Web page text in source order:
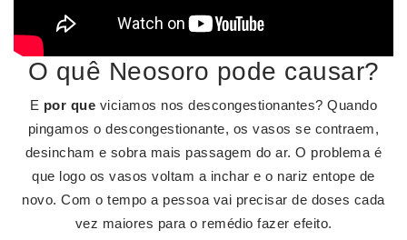
O quê Neosoro pode causar?
E por que viciamos nos descongestionantes? Quando
pingamos o descongestionante, os vasos se contraem,
desincham e sobra mais passagem do ar. O problema é
que logo os vasos voltam a inchar e o nariz entope de
novo. Com o tempo a pessoa vai precisar de doses cada
vez maiores para o remédio fazer efeito.